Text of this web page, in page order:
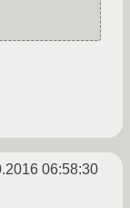
06:58:30